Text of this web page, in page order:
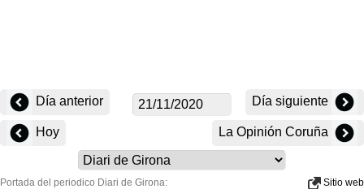
Día anterior Día siguiente
Hoy La Opinión Coruña
Portada del periodico Diari de Girona: Sitio web